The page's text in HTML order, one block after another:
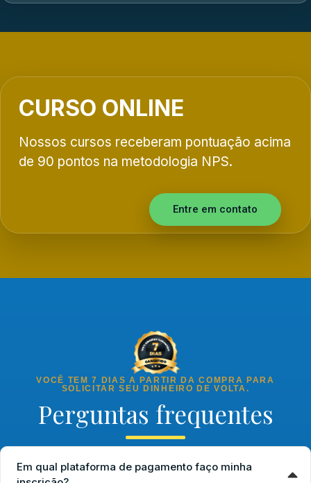
CURSO ONLINE
Nossos cursos receberam pontuação acima
de 90 pontos na metodologia NPS.
Entre em contato
VOCÊ TEM 7 DIAS A PARTIR DA COMPRA PARA
SOLICITAR SEU DINHEIRO DE VOLTA.
Perguntas frequentes
Em qual plataforma de pagamento faço minha